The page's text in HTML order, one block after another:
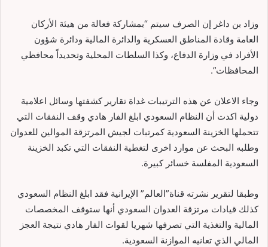
وزاد بن داغر إن الصرف سيتم “بمشاركة فعالة من هيئة الأركان
العامة وقادة المناطق العسكرية والدائرة المالية ودائرة شؤون
الأفراد في وزارة الدفاع، وكذا السلطات المحلية وتحديداً محافظي
المحافظات”.
وجاء الاعلان عن هذه الترتيبات غداة تقارير كشفتها وسائل اعلامية
دولية اكدت أن النظام السعودي ابلغ الفار هادي وقف النفقات التي
تتحملها الخزينة السعودية كمرتبات لجيش المرتزقة الموالين للعدوان
وطلبه البحث عن موارد اخرى لتغطية النفقات التي تكبد الخزينة
السعودية المفلسة خسائر كبيرة.
وطبقا لتقرير نشرته قناة”العالم” الإيرانية فقد ابلغ النظام السعودي
كذلك قيادات مرتزقة العدوان السعودي أنها ستوقف المخصصات
المالية والتغذية التي تصرفها شهريا لقوات الفار هادي نتيجة العجز
المالي الذي تعانيه الموازنة السعودية.